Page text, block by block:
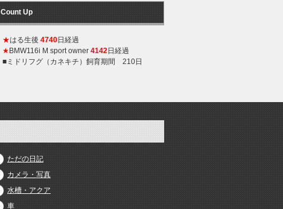
Count Up
★はる生後 4740日経過
★ BMW116i M sport owner 4142日経過
■ミドリフグ（カネキチ）飼育期間 210日
ただの日記
カメラ・写真
水槽・アクア
車